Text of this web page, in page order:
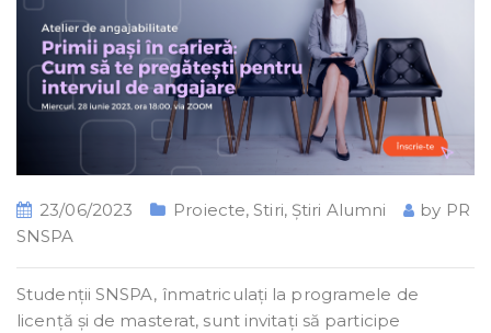
23/06/2023 Proiecte,Stiri, Știri Alumni by PR
SNSPA
Studenții SNSPA, înmatriculați la programele de
licență și de masterat, sunt invitați să participe